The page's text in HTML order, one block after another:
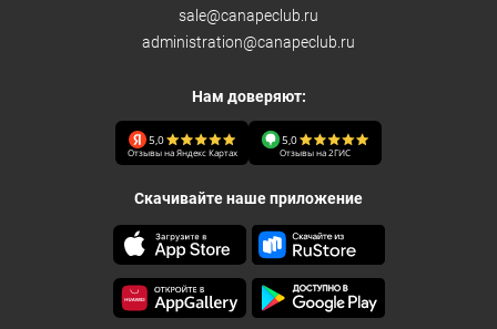
sale@canapeclub.ru
administration@canapeclub.ru
Нам доверяют:
5,0
Отзывы на Яндекс Картах
5,0
Отзывы на 2ГИС
Скачивайте наше приложение